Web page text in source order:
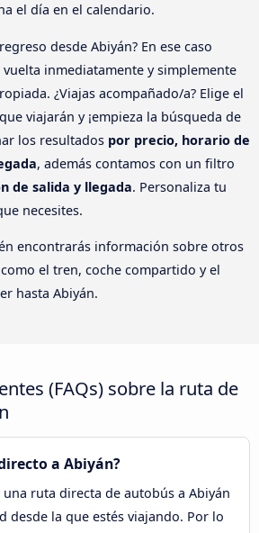
el día en el calendario.
desde Abiyán? En ese caso
inmediatamente y simplemente
¿Viajas acompañado/a? Elige el
viajarán y ¡empieza la búsqueda de
los resultados por precio, horario de
, además contamos con un filtro
de salida y llegada. Personaliza tu
necesites.
encontrarás información sobre otros
el tren, coche compartido y el
hasta Abiyán.
(FAQs) sobre la ruta de
a Abiyán?
ruta directa de autobús a Abiyán
desde la que estés viajando. Por lo